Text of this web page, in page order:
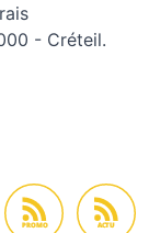
- Créteil.
PROMO ACTU